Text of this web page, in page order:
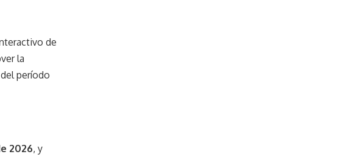
de
la
período
2026, y